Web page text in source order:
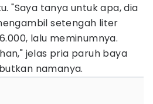
"Saya tanya untuk apa, dia
setengah liter
lalu meminumnya.
jelas pria paruh baya
namanya.